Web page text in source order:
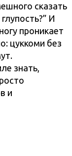
сказать
И
проникает
цуккоми без
знать,
и